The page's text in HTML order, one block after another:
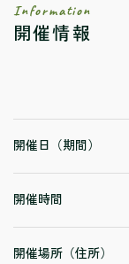
Information
開催情報
開催日（期間）
開催時間
開催場所（住所）